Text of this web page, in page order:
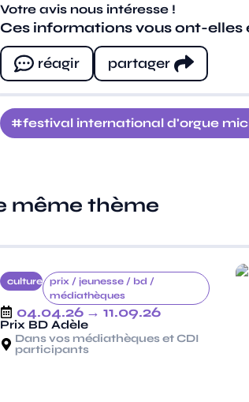
Votre avis nous intéresse !
Ces informations vous ont-elles
réagir partager
festival international d'orgue
même thème
culture prix / jeunesse / bd /
médiathèques
04.04.26 → 11.09.26
Prix BD Adèle
Dans vos médiathèques et CDI
participants